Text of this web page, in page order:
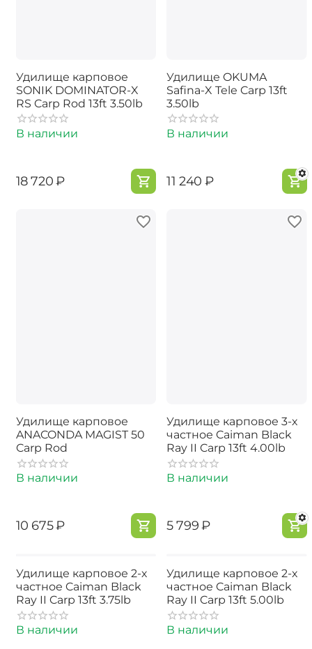
Удилище карповое
SONIK DOMINATOR-X
RS Carp Rod 13ft 3.50lb
В наличии
‍18 720‍₽
Удилище OKUMA
Safina-X Tele Carp 13ft
3.50lb
В наличии
‍11 240‍ ₽
Удилище карповое
ANACONDA MAGIST 50
Carp Rod
В наличии
‍10 675‍₽
Удилище карповое 3-х
частное Caiman Black
Ray II Carp 13ft 4.00lb
В наличии
‍5 799‍₽
Удилище карповое 2-х
частное Caiman Black
Ray II Carp 13ft 3.75lb
В наличии
Удилище карповое 2-х
частное Caiman Black
Ray II Carp 13ft 5.00lb
В наличии